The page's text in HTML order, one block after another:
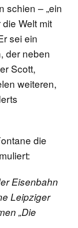
schien – „ein
Welt mit
sei ein
der neben
Scott,
weiteren,
die
Eisenbahn
Leipziger
„Die